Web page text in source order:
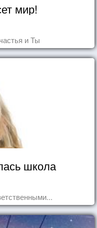
мир!
и Ты
школа